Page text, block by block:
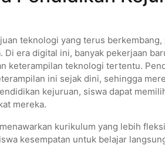
teknologi yang terus
Di era digital ini, banyak pekerjaan
keterampilan teknologi tertentu.
ini sejak dini, sehingga
kejuruan, siswa dapat
mereka.
kurikulum yang lebih
kesempatan untuk belajar